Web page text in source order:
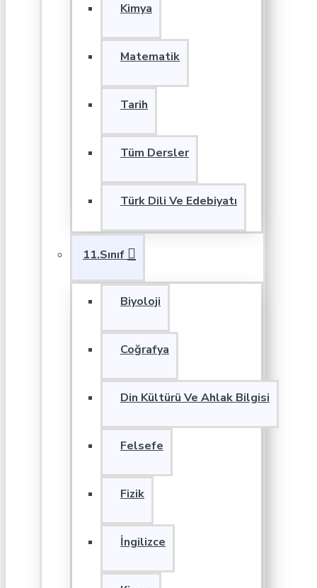
Kimya
Matematik
Tarih
Tüm Dersler
Türk Dili Ve Edebiyatı
11.Sınıf
Biyoloji
Coğrafya
Din Kültürü Ve Ahlak Bilgisi
Felsefe
Fizik
İngilizce